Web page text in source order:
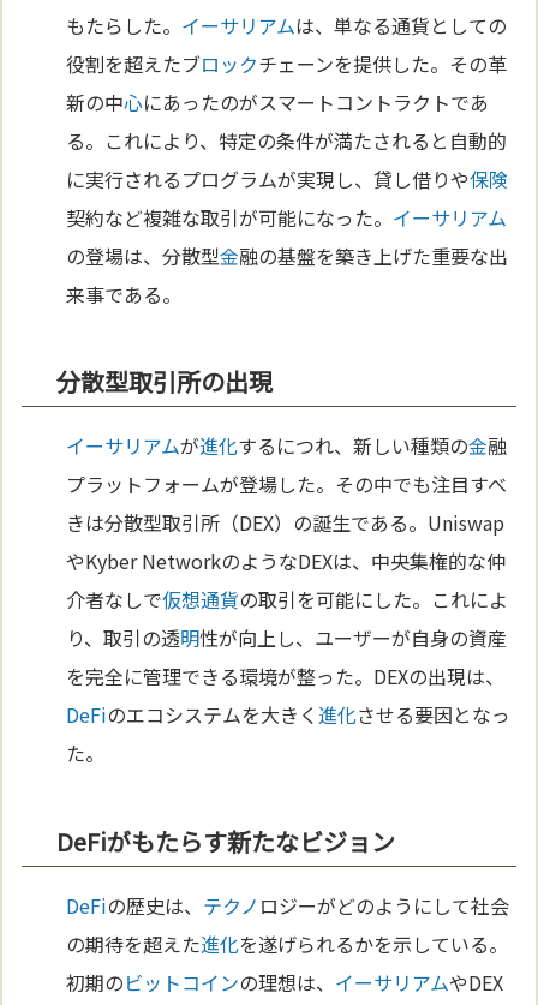
もたらした。 イーサリアムは、単なる通貨としての
役割を超えたブロックチェーンを提供した。その革
新の中心にあったのがスマートコントラクトであ
る。これにより、特定の条件が満たされると自動的
に実行されるプログラムが実現し、貸し借りや保険
契約など複雑な取引が可能になった。 イーサリアム
の登場は、分散型金融の基盤を築き上げた重要な出
来事である。
分散型取引所の出現
イーサリアムが進化するにつれ、新しい種類の金融
プラットフォームが登場した。その中でも注目すべ
きは分散型取引所（DEX）の誕生である。Uniswap
やKyber NetworkのようなDEXは、中央集権的な仲
介者なしで仮想通貨の取引を可能にした。これによ
り、取引の透明性が向上し、ユーザーが自身の資産
を完全に管理できる環境が整った。DEXの出現は、
DeFiのエコシステムを大きく進化させる要因となっ
た。
DeFiがもたらす新たなビジョン
DeFiの歴史は、 テクノ ロジーがどのようにして社会
の期待を超えた進化を遂げられるかを示している。
初期のビットコインの理想は、 イーサリアムやDEX